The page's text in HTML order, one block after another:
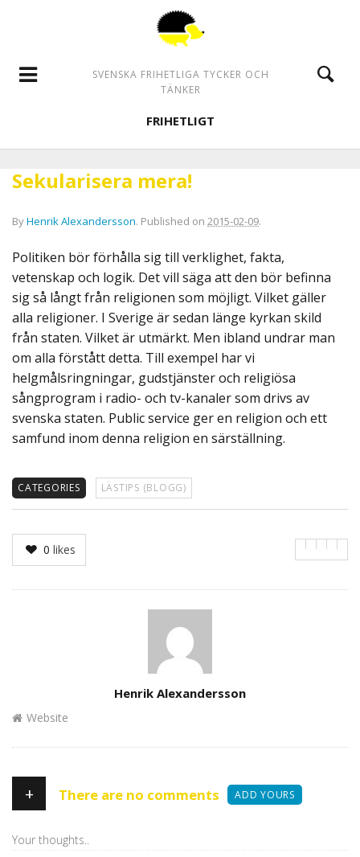
SVENSKA FRIHETLIGA TYCKER OCH
TÄNKER
FRIHETLIGT
Sekularisera mera!
ByHenrik Alexandersson. Published on 2015-02-09.
Politiken bör förhålla sig till verklighet, fakta,
vetenskap och logik. Det vill säga att den bör befinna
sig så långt från religionen som möjligt. Vilket gäller
alla religioner. I Sverige är sedan länge kyrkan skild
från staten. Vilket är utmärkt. Men ibland undrar man
om alla förstått detta. Till exempel har vi
helgmålsringningar, gudstjänster och religiösa
sångprogram i radio- och tv-kanaler som drivs av
svenska staten. Public service ger en religion och ett
samfund inom denna religion en särställning.
CATEGORIES LÄSTIPS (BLOGG)
0 likes
Henrik Alexandersson
Website
+ There are no comments ADD YOURS